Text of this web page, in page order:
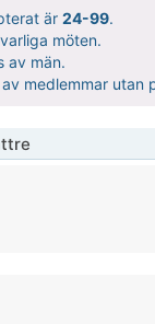
är 24-99.
möten.
av män.
medlemmar utan